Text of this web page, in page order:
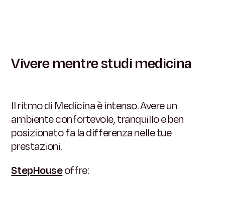
Vivere mentre studi medicina
Il ritmo di Medicina è intenso. Avere un
ambiente confortevole, tranquillo e ben
posizionato fa la differenza nelle tue
prestazioni.
StepHouseoffre: